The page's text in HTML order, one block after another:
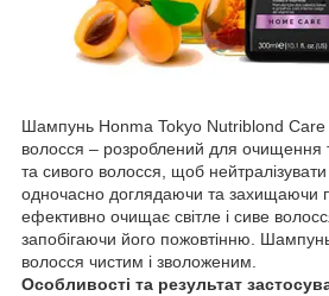
Шампунь Honma Tokyo Nutriblond Care
волосся – розроблений для очищення
та сивого волосся, щоб
одночасно доглядаючи та захищаючи
ефективно очищає світле і сиве
запобігаючи його пожовтінню.
волосся чистим і зволоженим.
Особливості та результат